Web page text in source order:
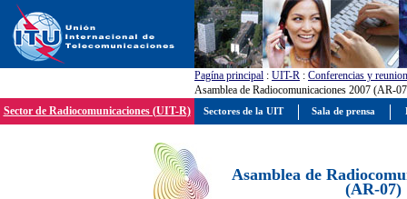
Pagína principal : UIT-R : Conferencias y
Asamblea de Radiocomunicaciones 2007 (AR-
Sector de Radiocomunicaciones (UIT-R)
Asamblea de
(AR-07)
Sectores de la UIT Sala de prensa